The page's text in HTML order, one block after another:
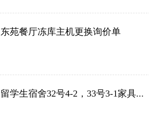
东苑餐厅冻库主机更换询价单
留学生宿舍32号4-2，33号3-1家具...